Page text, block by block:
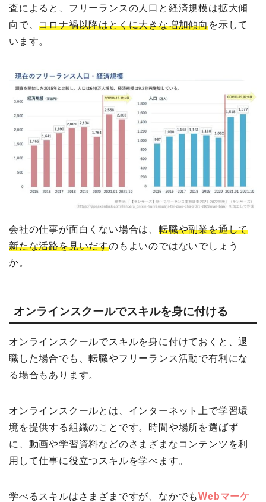
査によると、フリーランスの人口と経済規模は拡大傾
向で、コロナ禍以降はとくに大きな増加傾向を示して
います。
会社の仕事が面白くない場合は、 転職や副業を通して
新たな活路を見いだすのもよいのではないでしょう
か。
オンラインスクールでスキルを身に付ける
オンラインスクールでスキルを身に付けておくと、退
職した場合でも、転職やフリーランス活動で有利にな
る場合もあります。
オンラインスクールとは、インターネット上で学習環
境を提供する組織のことです。時間や場所を選ばず
に、動画や学習資料などのさまざまなコンテンツを利
用して仕事に役立つスキルを学べます。
学べるスキルはさまざまですが、なかでもWebマーケ